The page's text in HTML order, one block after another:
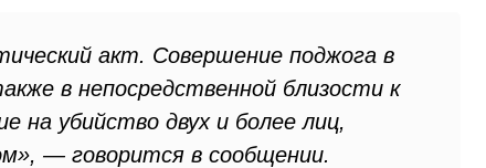
акт. Совершение поджога в
в непосредственной близости к
на убийство двух и более лиц,
— говорится в сообщении.